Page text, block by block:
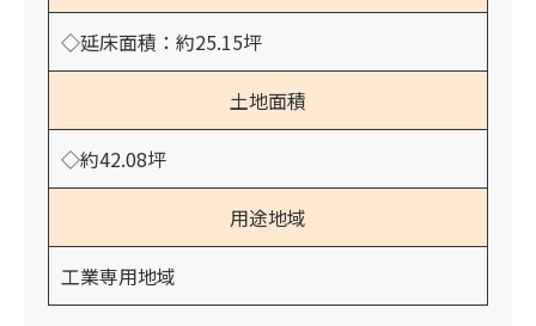
◇延床面積：約25.15坪
土地面積
◇約42.08坪
用途地域
工業専用地域